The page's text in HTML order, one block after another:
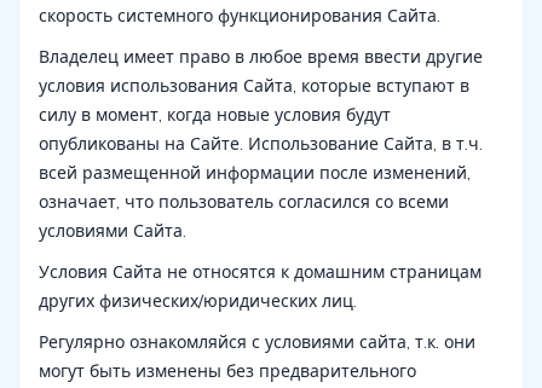
скорость системного функционирования Сайта.
Владелец имеет право в любое время ввести другие
условия использования Сайта, которые вступают в
силу в момент, когда новые условия будут
опубликованы на Сайте. Использование Сайта, в т.ч.
всей размещенной информации после изменений,
означает, что пользователь согласился со всеми
условиями Сайта.
Условия Сайта не относятся к домашним страницам
других физических/юридических лиц.
Регулярно ознакомляйся с условиями сайта, т.к. они
могут быть изменены без предварительного